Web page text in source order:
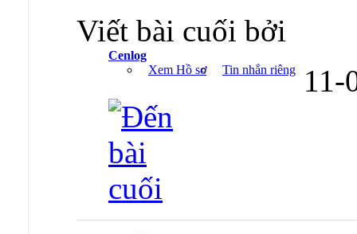
Viết bài cuối bởi
Cenlog
Xem Hồ sơ
Tin nhắn riêng 11-